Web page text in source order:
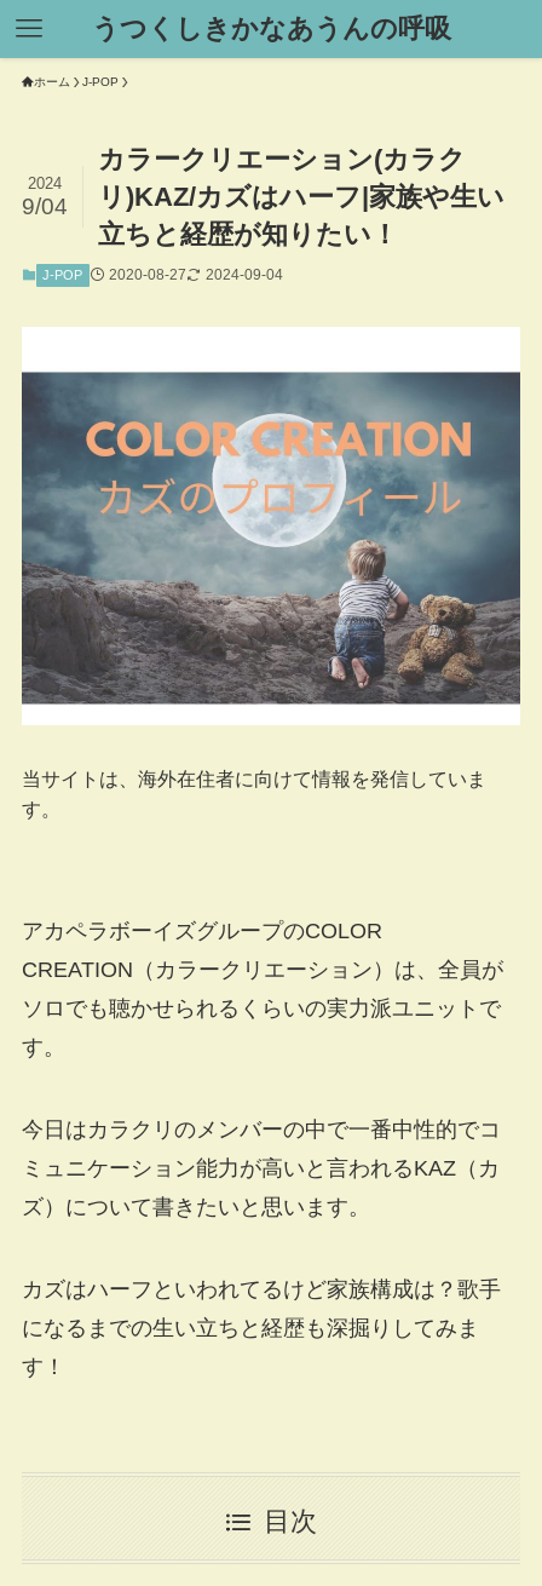
うつくしきかなあうんの呼吸
ホーム J-POP
カラークリエーション(カラク
リ)KAZ/カズはハーフ|家族や生い
立ちと経歴が知りたい！
2024
9/04
J-POP 2020-08-27 2024-09-04
当サイトは、海外在住者に向けて情報を発信していま
す。
アカペラボーイズグループのCOLOR
CREATION（カラークリエーション）は、全員が
ソロでも聴かせられるくらいの実力派ユニットで
す。
今日はカラクリのメンバーの中で一番中性的でコ
ミュニケーション能力が高いと言われるKAZ（カ
ズ）について書きたいと思います。
カズはハーフといわれてるけど家族構成は？歌手
になるまでの生い立ちと経歴も深掘りしてみま
す！
目次